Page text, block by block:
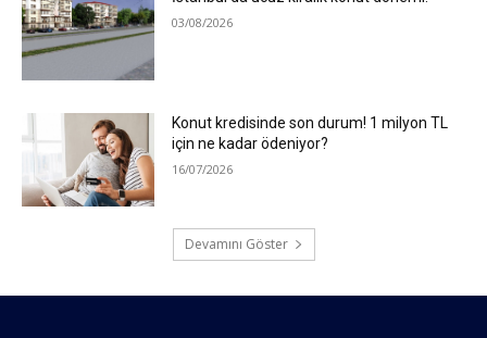
03/08/2026
Konut kredisinde son durum! 1 milyon TL
için ne kadar ödeniyor?
16/07/2026
Devamını Göster